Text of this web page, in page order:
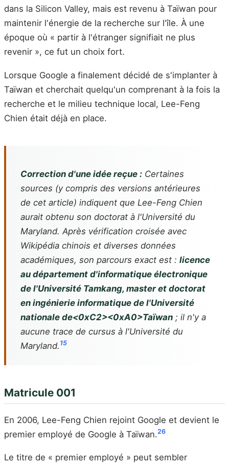
dans la Silicon Valley, mais est revenu à Taïwan pour
maintenir l'énergie de la recherche sur l'île. À une
époque où « partir à l'étranger signifiait ne plus
revenir », ce fut un choix fort.
Lorsque Google a finalement décidé de s'implanter à
Taïwan et cherchait quelqu'un comprenant à la fois la
recherche et le milieu technique local, Lee-Feng
Chien était déjà en place.
Correction d'une idée reçue : Certaines
sources (y compris des versions antérieures
de cet article) indiquent que Lee-Feng Chien
aurait obtenu son doctorat à l'Université du
Maryland. Après vérification croisée avec
Wikipédia chinois et diverses données
académiques, son parcours exact est : licence
au département d'informatique électronique
de l'Université Tamkang, master et doctorat
en ingénierie informatique de l'Université
nationale de<0xC2><0xA0>Taïwan ; il n'y a
aucune trace de cursus à l'Université du
Maryland. 15
Matricule 001
En 2006, Lee-Feng Chien rejoint Google et devient le
premier employé de Google à Taïwan.26
Le titre de « premier employé » peut sembler